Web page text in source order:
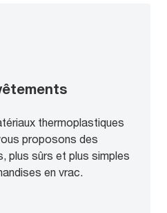
thermoplastiques
proposons des
plus sûrs et plus simples
en vrac.